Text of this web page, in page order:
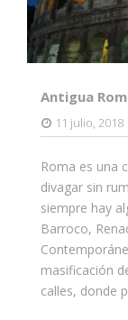
Antigua
11 julio, 2018
Roma es una
divagar sin
siempre hay
Barroco,
masificación
calles, donde